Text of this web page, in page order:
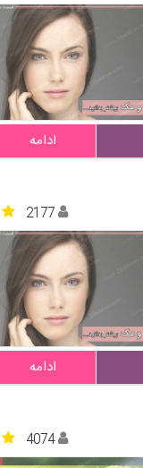
ادامه
2177
ادامه
4074